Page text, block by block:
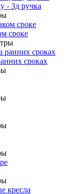
- 3д ручка
сроке
сроках